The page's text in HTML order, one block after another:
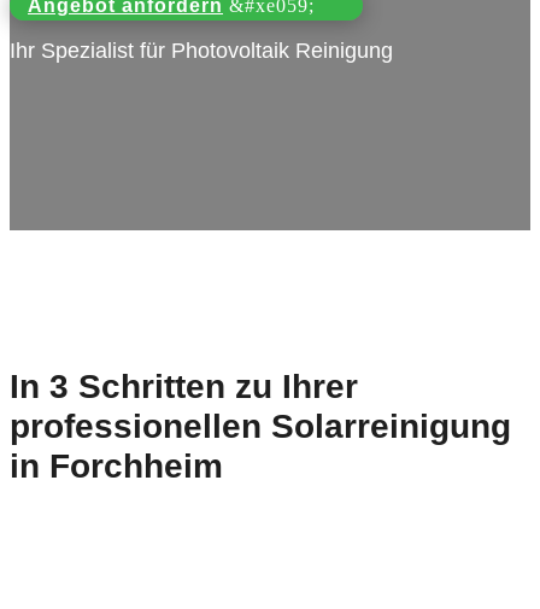
Angebot anfordern
Ihr Spezialist für Photovoltaik Reinigung
In 3 Schritten zu Ihrer
professionellen Solarreinigung
in Forchheim